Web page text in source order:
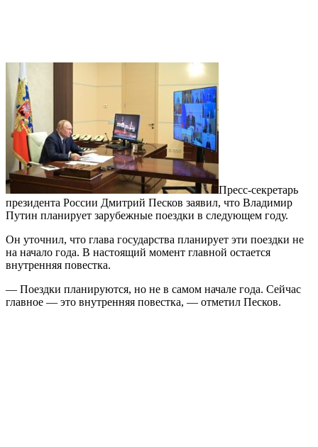
Пресс-секретарь
президента России Дмитрий Песков заявил, что Владимир
Путин планирует зарубежные поездки в следующем году.
Он уточнил, что глава государства планирует эти поездки не
на начало года. В настоящий момент главной остается
внутренняя повестка.
— Поездки планируются, но не в самом начале года. Сейчас
главное — это внутренняя повестка, — отметил Песков.